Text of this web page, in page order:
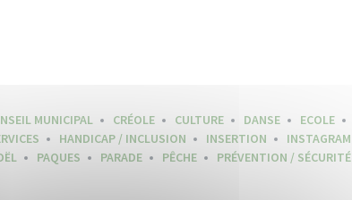
MUNICIPAL CRÉOLE CULTURE DANSE ECOLE
HANDICAP / INCLUSION INSERTION
INSTAGRAM
PAQUES PARADE PÊCHE
PRÉVENTION / SÉCURITÉ